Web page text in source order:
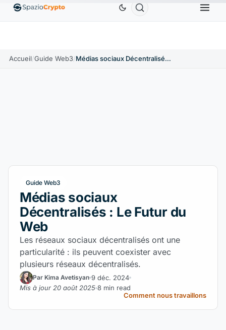
EthereumETH1 880,58 $US Tether USDT ↑0.00% BNB
Accueil/Guide Web3/ Médias sociaux Décentralisés : Le Futur du Web
Guide Web3
Médias sociaux
Décentralisés : Le Futur du
Web
Les réseaux sociaux décentralisés ont une
particularité : ils peuvent coexister avec
plusieurs réseaux décentralisés.
Par Kima Avetisyan 9 déc. 2024
Mis à jour 20 août 2025 8 min read
Comment nous travaillons